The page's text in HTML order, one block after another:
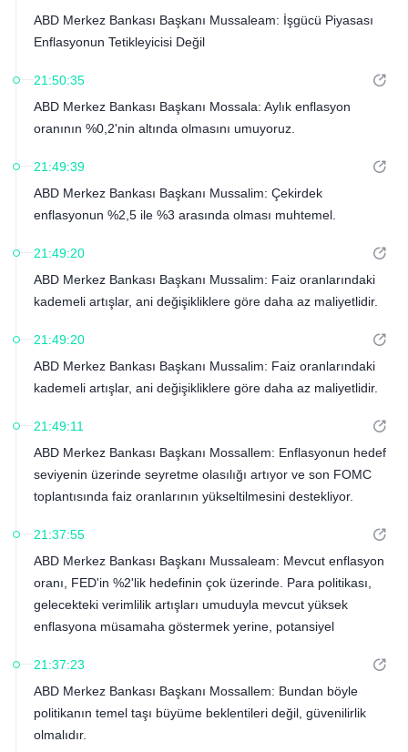
ABD Merkez Bankası Başkanı Mussaleam: İşgücü Piyasası
Enflasyonun Tetikleyicisi Değil
21:50:35
ABD Merkez Bankası Başkanı Mossala: Aylık enflasyon
oranının %0,2'nin altında olmasını umuyoruz.
21:49:39
ABD Merkez Bankası Başkanı Mussalim: Çekirdek
enflasyonun %2,5 ile %3 arasında olması muhtemel.
21:49:20
ABD Merkez Bankası Başkanı Mussalim: Faiz oranlarındaki
kademeli artışlar, ani değişikliklere göre daha az maliyetlidir.
21:49:20
ABD Merkez Bankası Başkanı Mussalim: Faiz oranlarındaki
kademeli artışlar, ani değişikliklere göre daha az maliyetlidir.
21:49:11
ABD Merkez Bankası Başkanı Mossallem: Enflasyonun hedef
seviyenin üzerinde seyretme olasılığı artıyor ve son FOMC
toplantısında faiz oranlarının yükseltilmesini destekliyor.
21:37:55
ABD Merkez Bankası Başkanı Mussaleam: Mevcut enflasyon
oranı, FED'in %2'lik hedefinin çok üzerinde. Para politikası,
gelecekteki verimlilik artışları umuduyla mevcut yüksek
enflasyona müsamaha göstermek yerine, potansiyel
21:37:23
ABD Merkez Bankası Başkanı Mossallem: Bundan böyle
politikanın temel taşı büyüme beklentileri değil, güvenilirlik
olmalıdır.